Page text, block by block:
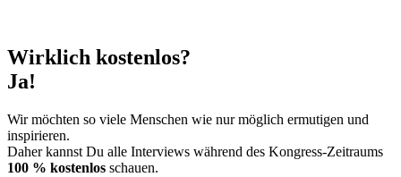
Wirklich kostenlos?
Ja!
Wir möchten so viele Menschen wie nur möglich ermutigen und
inspirieren.
Daher kannst Du alle Interviews während des Kongress-Zeitraums
100 % kostenlos schauen.